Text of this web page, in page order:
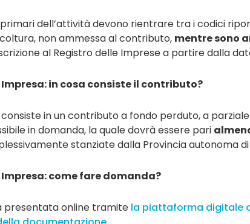
primari dell’attività devono rientrare tra i codici
non ammessa al contributo, mentre sono
al Registro delle Imprese a partire dalla
in cosa consiste il contributo?
consiste in un contributo a fondo perduto, a
in domanda, la quale dovrà essere pari
stanziate dalla Provincia autonoma
come fare domanda?
presentata online tramite la piattaforma digitale